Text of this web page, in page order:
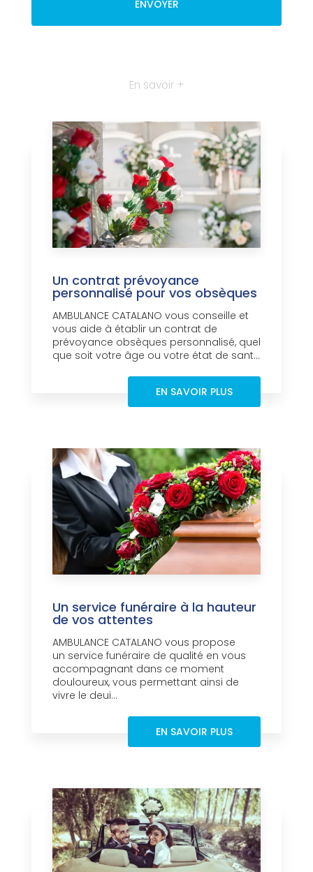
En savoir +
Un contrat prévoyance
personnalisé pour vos obsèques
AMBULANCE CATALANO vous conseille et
vous aide à établir un contrat de
prévoyance obsèques personnalisé, quel
que soit votre âge ou votre état de sant...
EN SAVOIR PLUS
Un service funéraire à la hauteur
de vos attentes
AMBULANCE CATALANO vous propose
un service funéraire de qualité en vous
accompagnant dans ce moment
douloureux, vous permettant ainsi de
vivre le deui...
EN SAVOIR PLUS